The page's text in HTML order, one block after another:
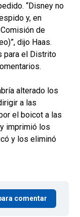
“Disney no
y, en
de
dijo Haas.
para el Distrito
alterado los
a las
el boicot a las
imprimió los
y los eliminó
comentar